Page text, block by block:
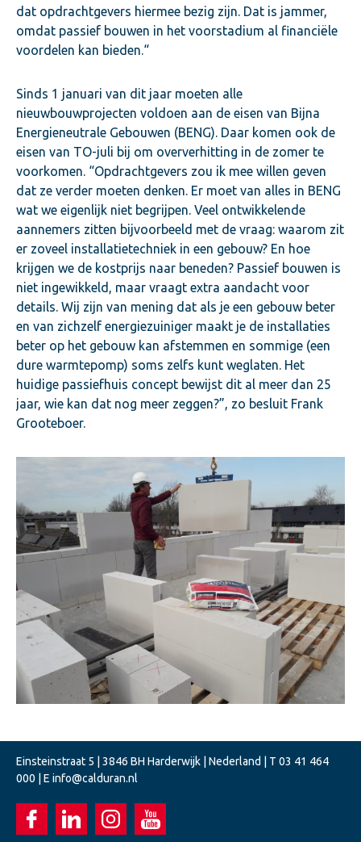
dat opdrachtgevers hiermee bezig zijn. Dat is jammer,
omdat passief bouwen in het voorstadium al financiële
voordelen kan bieden.“
Sinds 1 januari van dit jaar moeten alle
nieuwbouwprojecten voldoen aan de eisen van Bijna
Energieneutrale Gebouwen (BENG). Daar komen ook de
eisen van TO-juli bij om oververhitting in de zomer te
voorkomen. “Opdrachtgevers zou ik mee willen geven
dat ze verder moeten denken. Er moet van alles in BENG
wat we eigenlijk niet begrijpen. Veel ontwikkelende
aannemers zitten bijvoorbeeld met de vraag: waarom zit
er zoveel installatietechniek in een gebouw? En hoe
krijgen we de kostprijs naar beneden? Passief bouwen is
niet ingewikkeld, maar vraagt extra aandacht voor
details. Wij zijn van mening dat als je een gebouw beter
en van zichzelf energiezuiniger maakt je de installaties
beter op het gebouw kan afstemmen en sommige (een
dure warmtepomp) soms zelfs kunt weglaten. Het
huidige passiefhuis concept bewijst dit al meer dan 25
jaar, wie kan dat nog meer zeggen?”, zo besluit Frank
Grooteboer.
Einsteinstraat 5 | 3846 BH Harderwijk | Nederland | T 03 41 464
000 | E info@calduran.nl